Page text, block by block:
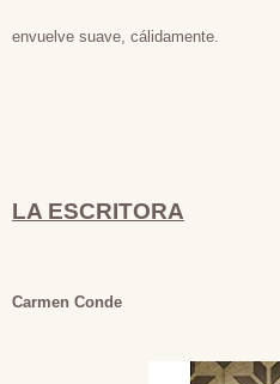
envuelve suave, cálidamente.
LA ESCRITORA
Carmen Conde